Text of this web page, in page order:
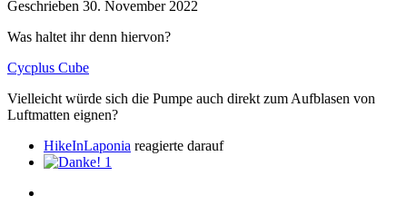
Geschrieben 30. November 2022
Was haltet ihr denn hiervon?
Cycplus Cube
Vielleicht würde sich die Pumpe auch direkt zum Aufblasen von
Luftmatten eignen?
HikeInLaponia reagierte darauf
1